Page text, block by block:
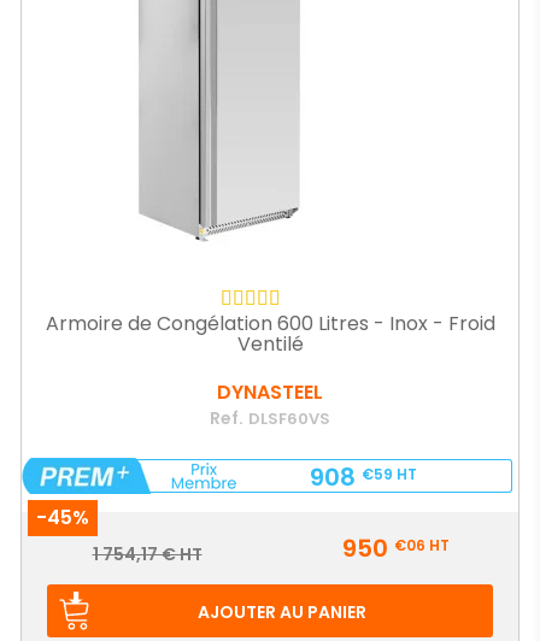
Armoire de Congélation 600 Litres - Inox - Froid
Ventilé
DYNASTEEL
Ref. DLSF60VS
908 €59 HT
-45%
Prix
Prix
1 754,17 € HT 950 €06 HT
AJOUTER AU PANIER